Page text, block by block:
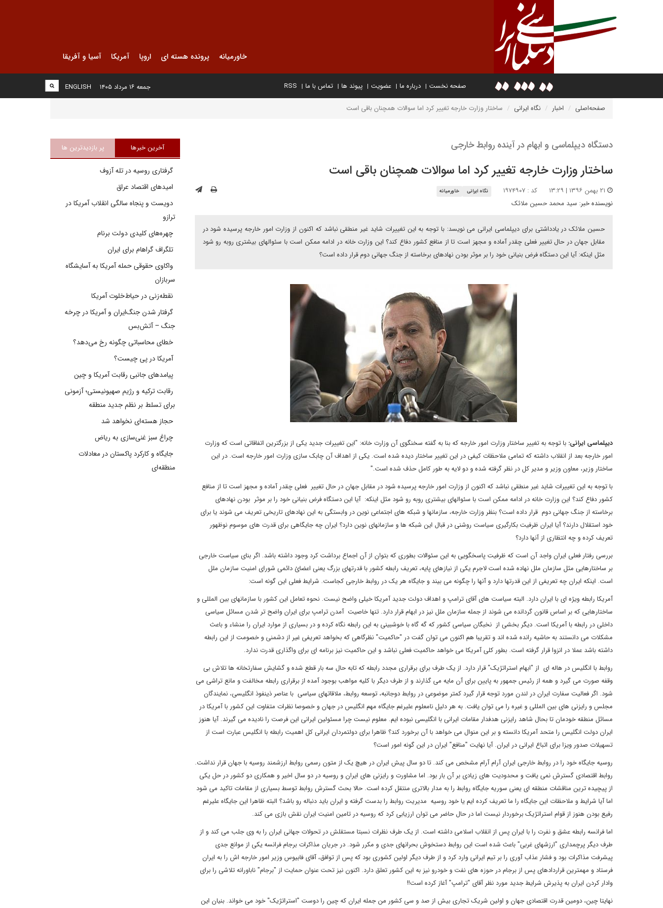
خاورمیانه پرونده هسته ای اروپا آمریکا آسیا و آفریقا
صفحه نخست درباره ما عضویت پیوند ها تماس با ما RSS
ENGLISH جمعه ۱۶ مرداد ۱۴۰۵
صفحه‌اصلی اخبار نگاه ایرانی ساختار وزارت خارجه تغییر کرد اما سوالات همچنان باقی است
دستگاه دیپلماسی و ابهام در آینده روابط خارجی
ساختار وزارت خارجه تغییر کرد اما سوالات همچنان باقی است
کد : ۱۹۷۴۹۰۷ نگاه ایرانی خاورمیانه
نویسنده خبر: سید محمد حسین ملائک
حسین ملائک در یادداشتی برای دیپلماسی ایرانی می نویسد: با توجه به این تغییرات شاید غیر منطقی نباشد که اکنون از وزارت امور خارجه پرسیده شود در
مقابل جهان در حال تغییر فعلی چقدر آماده و مجهز است تا از منافع کشور دفاع کند؟ این وزارت خانه در ادامه ممکن است با سئوالهای بیشتری روبه رو شود
مثل اینکه: آیا این دستگاه فرض بنیانی خود را بر موثر بودن نهادهای برخاسته از جنگ جهانی دوم قرار داده است؟
دیپلماسی ایرانی: با توجه به تغییر ساختار وزارت امور خارجه که بنا به گفته سخنگوی آن وزارت خانه: "این تغییرات جدید یکی از بزرگترین اتفاقاتی است که وزارت
امور خارجه بعد از انقلاب داشته که تمامی ملاحظات کیفی در این تغییر ساختار دیده شده است. یکی از اهداف آن چابک سازی وزارت امور خارجه است. در این
ساختار وزیر، معاون وزیر و مدیر کل در نظر گرفته شده و دو لایه به طور کامل حذف شده است.
"
با توجه به این تغییرات شاید غیر منطقی نباشد که اکنون از وزارت امور خارجه پرسیده شود در مقابل جهان در حال تغییر فعلی چقدر آماده و مجهز است تا از منافع
کشور دفاع کند؟ این وزارت خانه در ادامه ممکن است با سئوالهای بیشتری روبه رو شود مثل اینکه: آیا این دستگاه فرض بنیانی خود را بر موثر بودن نهادهای
برخاسته از جنگ جهانی دوم قرار داده است؟ بنظر وزارت خارجه، سازمانها و شبکه های اجتماعی نوین در وابستگی به این نهادهای تاریخی تعریف می شوند یا برای
خود استقلال دارند؟ آیا ایران ظرفیت بکارگیری سیاست روشنی در قبال این شبکه ها و سازمانهای نوین دارد؟ ایران چه جایگاهی برای قدرت های موسوم نوظهور
تعریف کرده و چه انتظاری از آنها دارد؟
بررسی رفتار فعلی ایران واجد آن است که ظرفیت پاسخگویی به این سئوالات بطوری که بتوان از آن اجماع برداشت کرد وجود داشته باشد. اگر بنای سیاست خارجی
بر ساختارهایی مثل سازمان ملل نهاده شده است لاجرم یکی از نیازهای پایه، تعریف رابطه کشور با قدرتهای بزرگ یعنی اعضائ دائمی شورای امنیت سازمان ملل
است. اینکه ایران چه تعریفی از این قدرتها دارد و آنها را چگونه می بیند و جایگاه هر یک در روابط خارجی کجاست. شرایط فعلی این گونه است:
آمریکا رابطه ویژه ای با ایران دارد. البته سیاست های آقای ترامپ و اهداف دولت جدید آمریکا خیلی واضح نیست. نحوه تعامل این کشور با سازمانهای بین المللی و
ساختارهایی که بر اساس قانون گردانده می شوند از جمله سازمان ملل نیز در ابهام قرار دارد. تنها خاصیت آمدن ترامپ برای ایران واضح تر شدن مسائل سیاسی
داخلی در رابطه با آمریکا است. دیگر بخشی از نخبگان سیاسی کشور که گه گاه با خوشبینی به این رابطه نگاه کرده و در بسیاری از موارد ایران را منشاء و باعث
مشکلات می دانستند به حاشیه رانده شده اند و تقریبا هم اکنون می توان گفت در "حاکمیت" نظرگاهی که بخواهد تعریفی غیر از دشمنی و خصومت از این رابطه
داشته باشد عملا در انزوا قرار گرفته است. بطور کلی آمریکا می خواهد حاکمیت فعلی نباشد و این حاکمیت نیز برنامه ای برای واگذاری قدرت ندارد.
روابط با انگلیس در هاله ای از "ابهام استراتژیک" قرار دارد. از یک طرف برای برقراری مجدد رابطه که تابه حال سه بار قطع شده و گشایش سفارتخانه ها تلاش بی
وقفه صورت می گیرد و همه از رئیس جمهور به پایین برای آن مایه می گذارند و از طرف دیگر با کلیه مواهب بوجود آمده از برقراری رابطه مخالفت و مانع تراشی می
شود. اگر فعالیت سفارت ایران در لندن مورد توجه قرار گیرد کمتر موضوعی در روابط دوجانبه، توسعه روابط، ملاقاتهای سیاسی با عناصر ذینفوذ انگلیسی، نمایندگان
مجلس و رایزنی های بین المللی و غیره را می توان یافت. به هر دلیل نامعلوم علیرغم جایگاه مهم انگلیس در جهان و خصوصا نظرات متفاوت این کشور با آمریکا در
مسائل منطقه خودمان تا بحال شاهد رایزنی هدفدار مقامات ایرانی با انگلیسی نبوده ایم. معلوم نیست چرا مسئولین ایرانی این فرصت را نادیده می گیرند. آیا هنوز
ایران دولت انگلیس را متحد آمریکا دانسته و بر این منوال می خواهد با آن برخورد کند؟ ظاهرا برای دولتمردان ایرانی کل اهمیت رابطه با انگلیس عبارت است از
تسهیلات صدور ویزا برای اتباع ایرانی در ایران. آیا نهایت "منافع" ایران در این گونه امور است؟
روسیه جایگاه خود را در روابط خارجی ایران آرام آرام مشخص می کند. تا دو سال پیش ایران در هیچ یک از متون رسمی روابط ارزشمند روسیه با جهان قرار نداشت.
روابط اقتصادی گسترش نمی یافت و محدودیت های زیادی بر آن بار بود. اما مشاورت و رایزنی های ایران و روسیه در دو سال اخیر و همکاری دو کشور در حل یکی
از پیچیده ترین مناقشات منطقه ای یعنی سوریه جایگاه روابط را به مدار بالاتری منتقل کرده است. حالا بحث گسترش روابط توسط بسیاری از مقامات تاکید می شود
اما آیا شرایط و ملاحظات این جایگاه را ما تعریف کرده ایم یا خود روسیه مدیریت روابط را بدست گرفته و ایران باید دنباله رو باشد؟ البته ظاهرا این جایگاه علیرغم
رفیع بودن هنوز از قوام استراتژیک برخوردار نیست اما در حال حاضر می توان ارزیابی کرد که روسیه در تامین امنیت ایران نقش بازی می کند.
اما فرانسه رابطه عشق و نفرت را با ایران پس از انقلاب اسلامی داشته است. از یک طرف نظرات نسبتا مستقلش در تحولات جهانی ایران را به وی جلب می کند و از
طرف دیگر پرچمداری "ارزشهای غربی" باعث شده است این روابط دستخوش بحرانهای جدی و مکرر شود. در جریان مذاکرات برجام فرانسه یکی از موانع جدی
پیشرفت مذاکرات بود و فشار عذاب آوری را بر تیم ایرانی وارد کرد و از طرف دیگر اولین کشوری بود که پس از توافق، آقای فابیوس وزیر امور خارجه اش را به ایران
فرستاد و مهمترین قراردادهای پس از برجام در حوزه های نفت و خودرو نیز به این کشور تعلق دارد. اکنون نیز تحت عنوان حمایت از "برجام" ناباورانه تلاشی را برای
وادار کردن ایران به پذیرش شرایط جدید مورد نظر آقای "ترامپ" آغاز کرده است!!
نهایتا چین، دومین قدرت اقتصادی جهان و اولین شریک تجاری بیش از صد و سی کشور من جمله ایران که چین را دوست "استراتژیک" خود می خواند. بنیان این
آخرین خبرها پر بازدیدترین ها
گرفتاری روسیه در تله آزوف
امیدهای اقتصاد عراق
دویست و پنجاه سالگی انقلاب آمریکا در
ترازو
چهره‌های کلیدی دولت برنام
تلگراف گراهام برای ایران
واکاوی حقوقی حمله آمریکا به آسایشگاه
سربازان
نقطه‌زنی در حیاط‌خلوت آمریکا
گرفتار شدن جنگ‌ایران و آمریکا در چرخه
جنگ – آتش‌بس
خطای محاسباتی چگونه رخ می‌دهد؟
آمریکا در پی چیست؟
پیامدهای جانبی رقابت آمریکا و چین
رقابت ترکیه و رژیم صهیونیستی؛ آزمونی
برای تسلط بر نظم جدید منطقه
حجاز هسته‌ای نخواهد شد
چراغ سبز غنی‌سازی به ریاض
جایگاه و کارکرد پاکستان در معادلات
منطقه‌ای